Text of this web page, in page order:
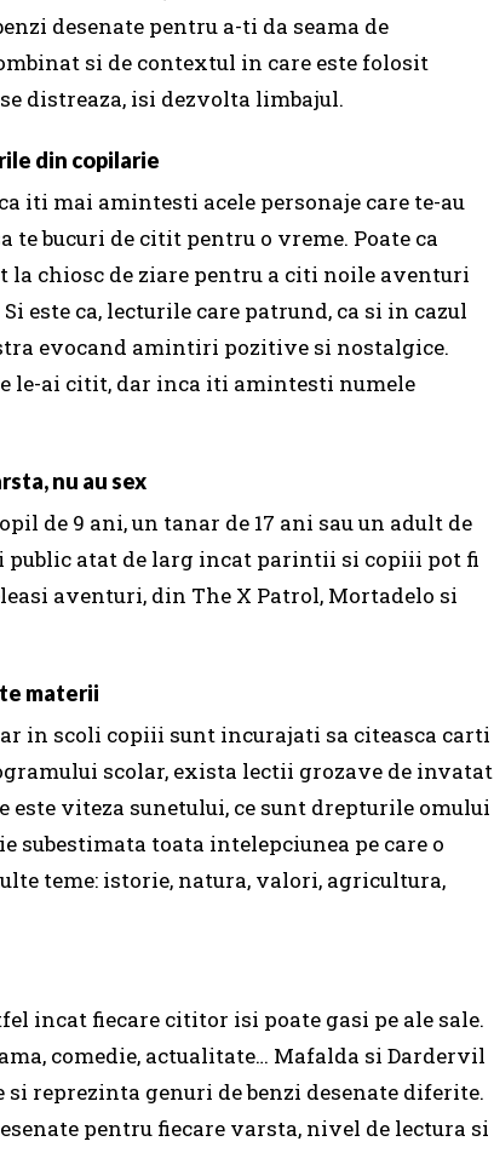
desenate pentru a-ti da seama de
si de contextul in care este folosit
distreaza, isi dezvolta limbajul.
din copilarie
iti mai amintesti acele personaje care te-au
te bucuri de citit pentru o vreme. Poate ca
la chiosc de ziare pentru a citi noile aventuri
Si este ca, lecturile care patrund, ca si in cazul
evocand amintiri pozitive si nostalgice.
le-ai citit, dar inca iti amintesti numele
nu au sex
de 9 ani, un tanar de 17 ani sau un adult de
public atat de larg incat parintii si copiii pot fi
aventuri, din The X Patrol, Mortadelo si
materii
in scoli copiii sunt incurajati sa citeasca carti
scolar, exista lectii grozave de invatat
este viteza sunetului, ce sunt drepturile omului
subestimata toata intelepciunea pe care o
teme: istorie, natura, valori, agricultura,
incat fiecare cititor isi poate gasi pe ale sale.
comedie, actualitate… Mafalda si Dardervil
reprezinta genuri de benzi desenate diferite.
pentru fiecare varsta, nivel de lectura si